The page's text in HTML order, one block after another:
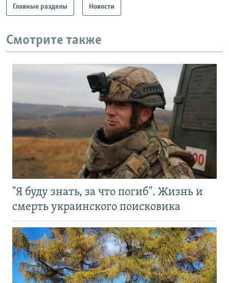
Главные разделы Новости
Смотрите также
"Я буду знать, за что погиб". Жизнь и
смерть украинского поисковика